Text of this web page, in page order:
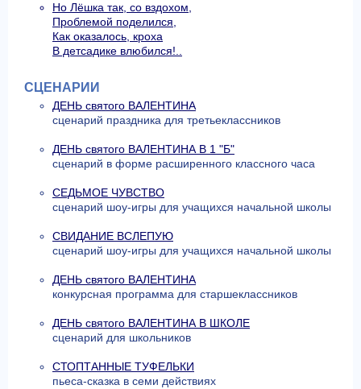
Но Лёшка так, со вздохом,
Проблемой поделился,
Как оказалось, кроха
В детсадике влюбился!..
СЦЕНАРИИ
ДЕНЬ святого ВАЛЕНТИНА
сценарий праздника для третьеклассников
ДЕНЬ святого ВАЛЕНТИНА В 1 "Б"
сценарий в форме расширенного классного часа
СЕДЬМОЕ ЧУВСТВО
сценарий шоу-игры для учащихся начальной школы
СВИДАНИЕ ВСЛЕПУЮ
сценарий шоу-игры для учащихся начальной школы
ДЕНЬ святого ВАЛЕНТИНА
конкурсная программа для старшеклассников
ДЕНЬ святого ВАЛЕНТИНА В ШКОЛЕ
сценарий для школьников
СТОПТАННЫЕ ТУФЕЛЬКИ
пьеса-сказка в семи действиях